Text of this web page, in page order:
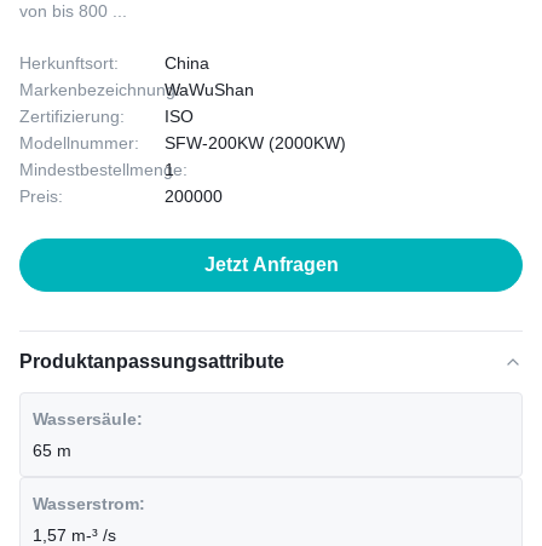
von bis 800 ...
Herkunftsort:
China
Markenbezeichnung:WaWuShan
Zertifizierung:
ISO
Modellnummer:
SFW-200KW (2000KW)
Mindestbestellmenge:
1
Preis:
200000
Jetzt Anfragen
Produktanpassungsattribute
Wassersäule:
65 m
Wasserstrom:
1,57 m-³ /s